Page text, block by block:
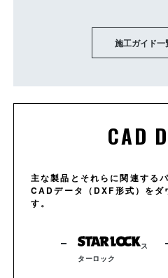
施工ガイド一
CAD
主な製品とそれらに関連する
CADデータ（DXF形式）をダ
す。
ス
ターロック